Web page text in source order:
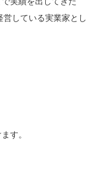
している実業家とし
す。